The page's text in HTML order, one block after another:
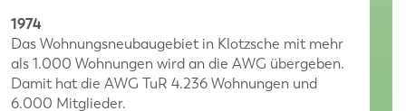
1974
Das Wohnungsneubaugebiet in Klotzsche mit mehr
als 1.000 Wohnungen wird an die AWG übergeben.
Damit hat die AWG TuR 4.236 Wohnungen und
6.000 Mitglieder.